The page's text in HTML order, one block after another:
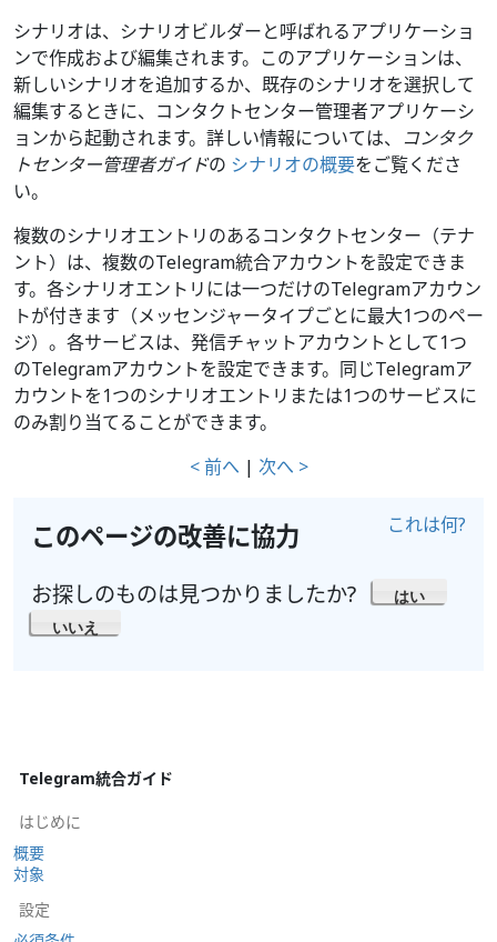
シナリオは、シナリオビルダーと呼ばれるアプリケーショ
ンで作成および編集されます。このアプリケーションは、
新しいシナリオを追加するか、既存のシナリオを選択して
編集するときに、コンタクトセンター管理者アプリケーシ
ョンから起動されます。詳しい情報については、
コンタク
トセンター管理者ガイドの シナリオの概要をご覧くださ
い。
複数のシナリオエントリのあるコンタクトセンター（テナ
ント）は、複数のTelegram統合アカウントを設定できま
す。各シナリオエントリには一つだけのTelegramアカウン
トが付きます（メッセンジャータイプごとに最大1つのペー
ジ）。各サービスは、発信チャットアカウントとして1つ
のTelegramアカウントを設定できます。同じTelegramア
カウントを1つのシナリオエントリまたは1つのサービスに
のみ割り当てることができます。
< 前へ | 次へ >
このページの改善に協力 これは何?
お探しのものは見つかりましたか?
はい
いいえ
Telegram統合ガイド
はじめに
概要
対象
設定